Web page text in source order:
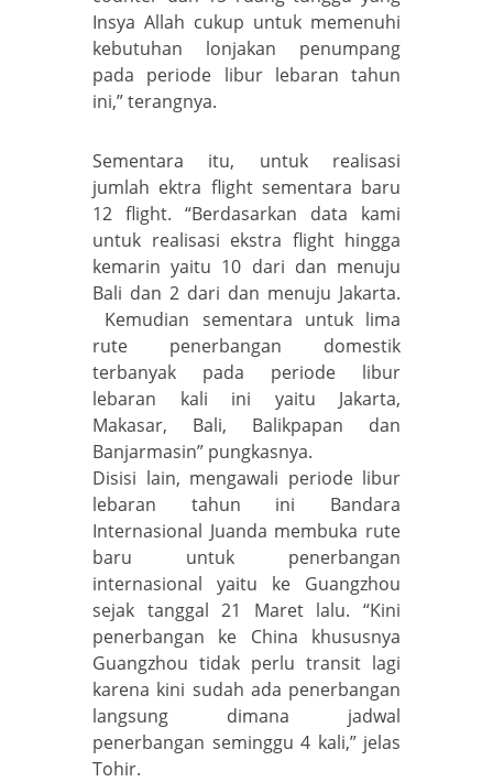
Insya Allah cukup untuk memenuhi
kebutuhan lonjakan penumpang
pada periode libur lebaran tahun
ini,” terangnya.
Sementara itu, untuk realisasi
jumlah ektra flight sementara baru
12 flight. “Berdasarkan data kami
untuk realisasi ekstra flight hingga
kemarin yaitu 10 dari dan menuju
Bali dan 2 dari dan menuju Jakarta.
Kemudian sementara untuk lima
rute penerbangan domestik
terbanyak pada periode libur
lebaran kali ini yaitu Jakarta,
Makasar, Bali, Balikpapan dan
Banjarmasin” pungkasnya.
Disisi lain, mengawali periode libur
lebaran tahun ini Bandara
Internasional Juanda membuka rute
baru untuk penerbangan
internasional yaitu ke Guangzhou
sejak tanggal 21 Maret lalu. “Kini
penerbangan ke China khususnya
Guangzhou tidak perlu transit lagi
karena kini sudah ada penerbangan
langsung dimana jadwal
penerbangan seminggu 4 kali,” jelas
Tohir.